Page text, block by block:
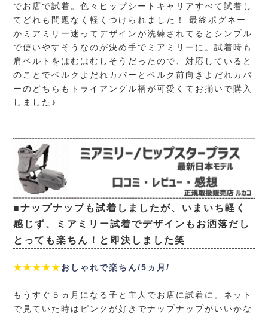
でお店で試着。色々ヒップシートキャリアすべて試着し
てどれも問題なく軽くつけられました！ 最終ポグネー
かミアミリー迷ってデザインが洗練されてるとシンプル
で使いやすそうなのが決め手でミアミリーに。試着時も
肩ベルトをはむはむしそうだったので、対応していると
のことでベルクよだれカバーとベルク前向きよだれカバ
ーのどちらもトライアングル柄が可愛くてお揃いで購入
しました♪
■ナップナップも試着しましたが、いまいち軽く
感じず、ミアミリー試着でデザインもお洒落だし
とっても楽ちん！と即決しました笑
★★★★★おしゃれで楽ちん/5ヵ月/
もうすぐ５ヵ月になる子と主人でお店に試着に。ネット
で見ていた時はピンクが好きでナップナップがいいかな